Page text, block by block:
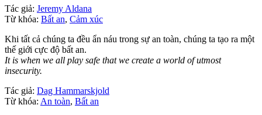
Tác giả: Jeremy Aldana
Từ khóa: Bất an, Cảm xúc
Khi tất cả chúng ta đều ẩn náu trong sự an toàn, chúng ta tạo ra một
thế giới cực độ bất an.
It is when we all play safe that we create a world of utmost
insecurity.
Tác giả: Dag Hammarskjold
Từ khóa: An toàn, Bất an